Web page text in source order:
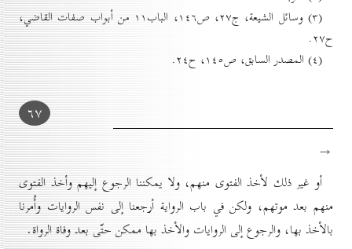
(۳) وسائل الشيعة، ج۲۷، ص۱٤٦، الباب۱۱ من أبواب صفات القاضي،
ح۲۷.
(٤) المصدر السابق، ص۱٤٥، ح۲٤.
٦۷
→
أو غير ذلك لأخذ الفتوى منهم، ولا يمكننا الرجوع إليهم وأخذ الفتوى
منهم بعد موتهم، ولكن في باب الرواية أرجعنا إلى نفس الروايات وأُمرنا
بالأخذ بها، والرجوع إلى الروايات والأخذ بها ممكن حتّى بعد وفاة الرواة.